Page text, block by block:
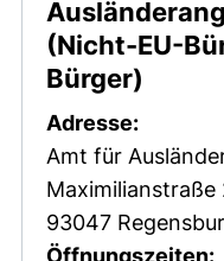
(Nicht-EU-
Bürger)
Adresse:
Amt für
Maximilianstraße
93047
Öffnungszeiten: